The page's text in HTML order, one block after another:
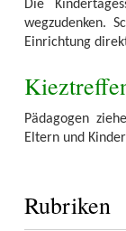
Die
wegzudenken.
Einrichtung
Pädagogen
Eltern und
Rubriken